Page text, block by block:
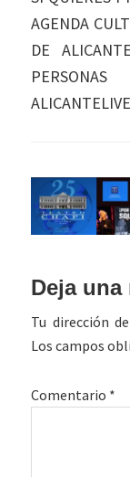
AGENDA
DE
con
los
Deja una
Tu dirección
Los campos
Comentario *